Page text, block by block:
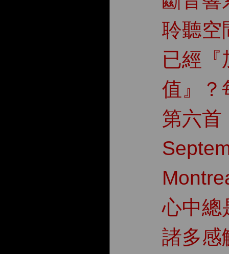
聆聽空
已經『
值』？
第六首
心中總
諸多感